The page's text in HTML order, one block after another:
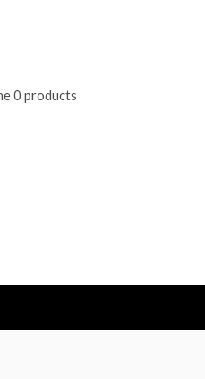
0 products